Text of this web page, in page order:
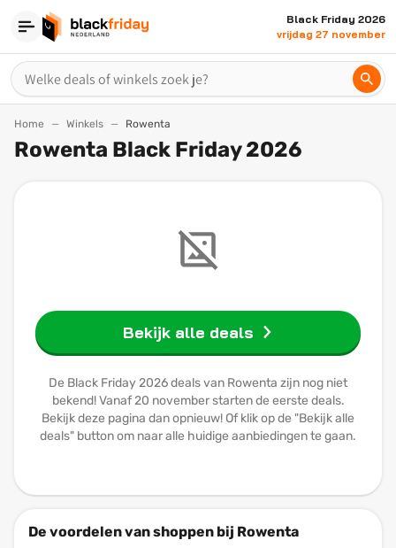
Black Friday 2026
vrijdag 27 november
Home Winkels Rowenta
Rowenta Black Friday 2026
Bekijk alle deals
De Black Friday 2026 deals van Rowenta zijn nog niet
bekend! Vanaf 20 november starten de eerste deals.
Bekijk deze pagina dan opnieuw! Of klik op de "Bekijk alle
deals" button om naar alle huidige aanbiedingen te gaan.
De voordelen van shoppen bij Rowenta